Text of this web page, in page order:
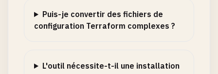
Puis-je convertir des fichiers de
configuration Terraform complexes ?
L'outil nécessite-t-il une installation